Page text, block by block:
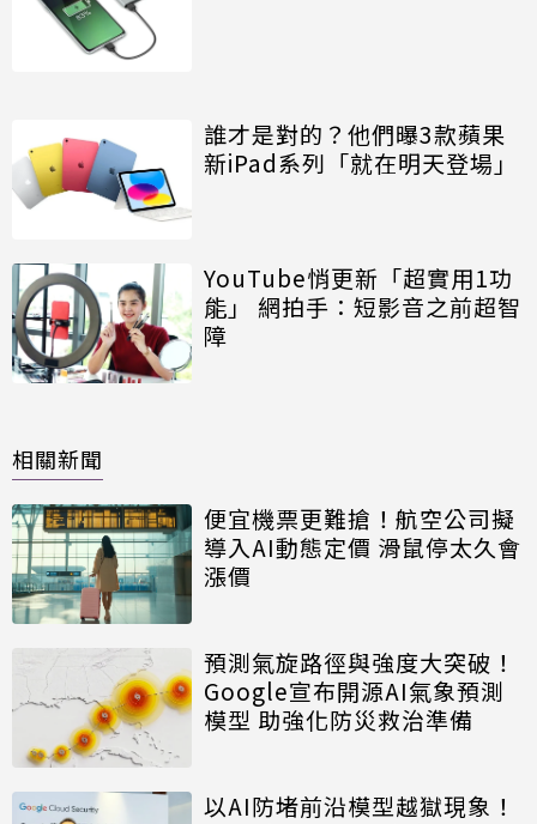
誰才是對的？他們曝3款蘋果
新iPad系列「就在明天登場」
YouTube悄更新「超實用1功
能」 網拍手：短影音之前超智
障
相關新聞
便宜機票更難搶！航空公司擬
導入AI動態定價 滑鼠停太久會
漲價
預測氣旋路徑與強度大突破！
Google宣布開源AI氣象預測
模型 助強化防災救治準備
以AI防堵前沿模型越獄現象！